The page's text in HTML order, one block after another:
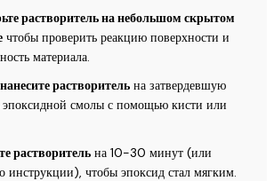
растворитель на небольшом скрытом
чтобы проверить реакцию поверхности и
материала.
растворительна затвердевшую
эпоксидной смолы с помощью кисти или
растворительна 10-30 минут (или
инструкции), чтобы эпоксид стал мягким.